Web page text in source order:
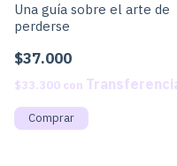
Una guía sobre el arte de
perderse
$37.000
$33.300 con